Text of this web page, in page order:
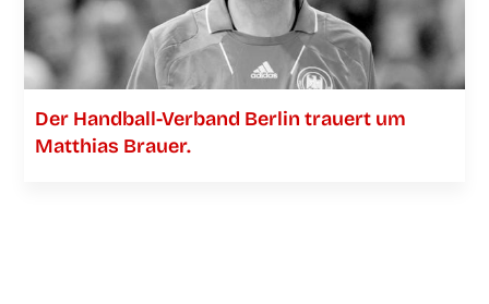
Der Han­­d­­­ball-Ver­­­­­band Ber­lin trau­ert um
Mat­thi­as Brauer.